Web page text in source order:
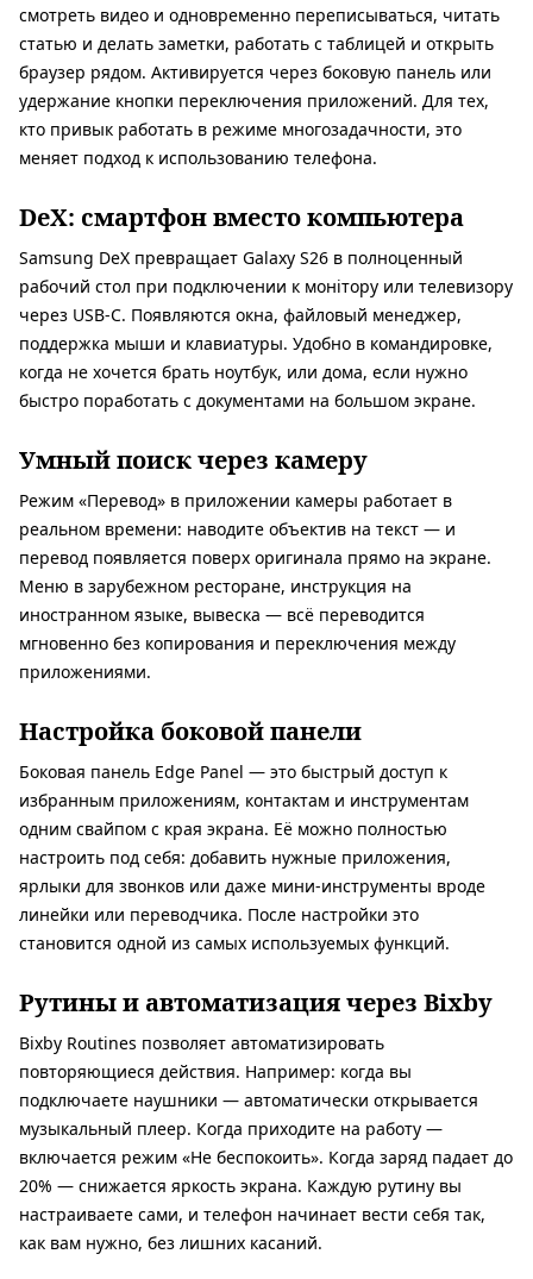
смотреть видео и одновременно переписываться, читать
статью и делать заметки, работать с таблицей и открыть
браузер рядом. Активируется через боковую панель или
удержание кнопки переключения приложений. Для тех,
кто привык работать в режиме многозадачности, это
меняет подход к использованию телефона.
DeX: смартфон вместо компьютера
Samsung DeX превращает Galaxy S26 в полноценный
рабочий стол при подключении к монітору или телевизору
через USB-C. Появляются окна, файловый менеджер,
поддержка мыши и клавиатуры. Удобно в командировке,
когда не хочется брать ноутбук, или дома, если нужно
быстро поработать с документами на большом экране.
Умный поиск через камеру
Режим «Перевод» в приложении камеры работает в
реальном времени: наводите объектив на текст — и
перевод появляется поверх оригинала прямо на экране.
Меню в зарубежном ресторане, инструкция на
иностранном языке, вывеска — всё переводится
мгновенно без копирования и переключения между
приложениями.
Настройка боковой панели
Боковая панель Edge Panel — это быстрый доступ к
избранным приложениям, контактам и инструментам
одним свайпом с края экрана. Её можно полностью
настроить под себя: добавить нужные приложения,
ярлыки для звонков или даже мини-инструменты вроде
линейки или переводчика. После настройки это
становится одной из самых используемых функций.
Рутины и автоматизация через Bixby
Bixby Routines позволяет автоматизировать
повторяющиеся действия. Например: когда вы
подключаете наушники — автоматически открывается
музыкальный плеер. Когда приходите на работу —
включается режим «Не беспокоить». Когда заряд падает до
20% — снижается яркость экрана. Каждую рутину вы
настраиваете сами, и телефон начинает вести себя так,
как вам нужно, без лишних касаний.